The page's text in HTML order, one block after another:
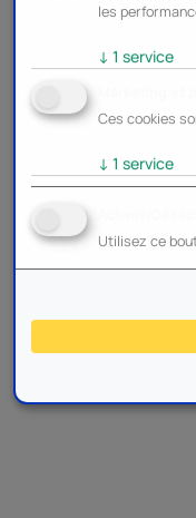
les
↓ 1 service
Ces cookies
↓ 1 service
Utilisez ce